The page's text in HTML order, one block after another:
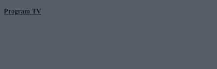
Program TV